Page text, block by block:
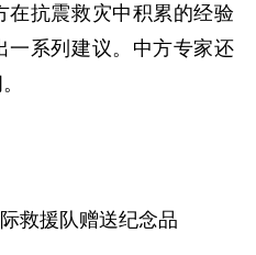
在抗震救灾中积累的经验
一系列建议。中方专家还
救援队赠送纪念品